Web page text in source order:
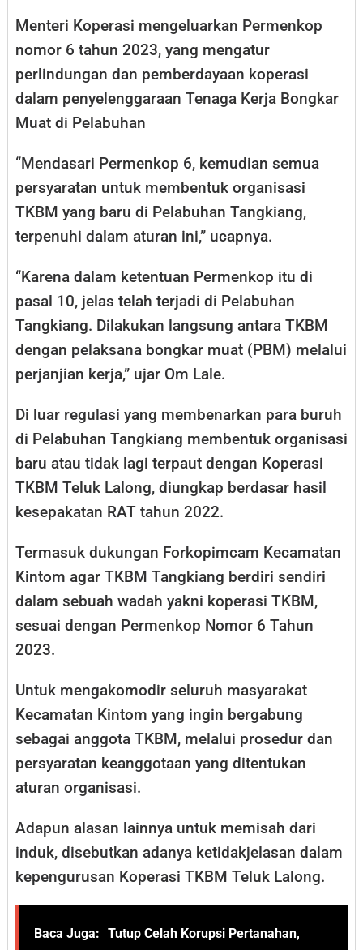
Menteri Koperasi mengeluarkan Permenkop
nomor 6 tahun 2023, yang mengatur
perlindungan dan pemberdayaan koperasi
dalam penyelenggaraan Tenaga Kerja Bongkar
Muat di Pelabuhan
“Mendasari Permenkop 6, kemudian semua
persyaratan untuk membentuk organisasi
TKBM yang baru di Pelabuhan Tangkiang,
terpenuhi dalam aturan ini,” ucapnya.
“Karena dalam ketentuan Permenkop itu di
pasal 10, jelas telah terjadi di Pelabuhan
Tangkiang. Dilakukan langsung antara TKBM
dengan pelaksana bongkar muat (PBM) melalui
perjanjian kerja,” ujar Om Lale.
Di luar regulasi yang membenarkan para buruh
di Pelabuhan Tangkiang membentuk organisasi
baru atau tidak lagi terpaut dengan Koperasi
TKBM Teluk Lalong, diungkap berdasar hasil
kesepakatan RAT tahun 2022.
Termasuk dukungan Forkopimcam Kecamatan
Kintom agar TKBM Tangkiang berdiri sendiri
dalam sebuah wadah yakni koperasi TKBM,
sesuai dengan Permenkop Nomor 6 Tahun
2023.
Untuk mengakomodir seluruh masyarakat
Kecamatan Kintom yang ingin bergabung
sebagai anggota TKBM, melalui prosedur dan
persyaratan keanggotaan yang ditentukan
aturan organisasi.
Adapun alasan lainnya untuk memisah dari
induk, disebutkan adanya ketidakjelasan dalam
kepengurusan Koperasi TKBM Teluk Lalong.
Baca Juga: Tutup Celah Korupsi Pertanahan,